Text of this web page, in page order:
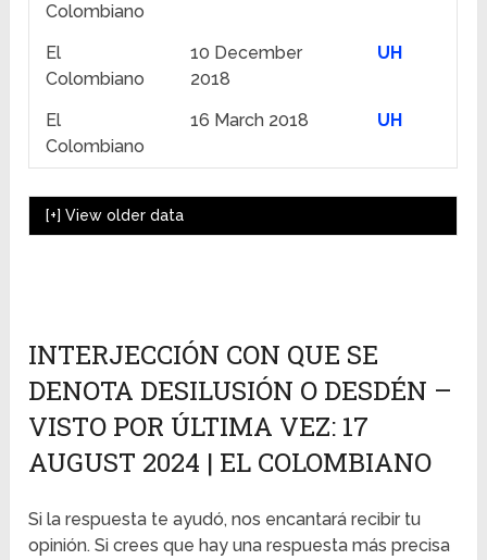
Colombiano
El
Colombiano
10 December
2018
UH
El
Colombiano
16 March 2018 UH
[+]View older data
INTERJECCIÓN CON QUE SE
DENOTA DESILUSIÓN O DESDÉN –
VISTO POR ÚLTIMA VEZ: 17
AUGUST 2024 | EL COLOMBIANO
Si la respuesta te ayudó, nos encantará recibir tu
opinión. Si crees que hay una respuesta más precisa